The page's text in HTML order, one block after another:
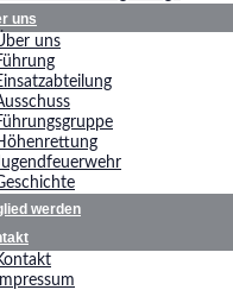
uns
uns
werden
Impressum